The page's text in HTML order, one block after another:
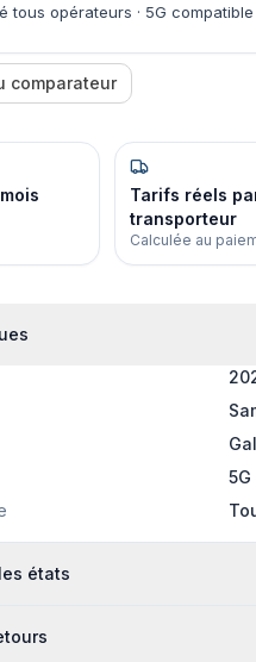
tous opérateurs · 5G compatible
comparateur
Tarifs réels
transporteur
Calculée au
états